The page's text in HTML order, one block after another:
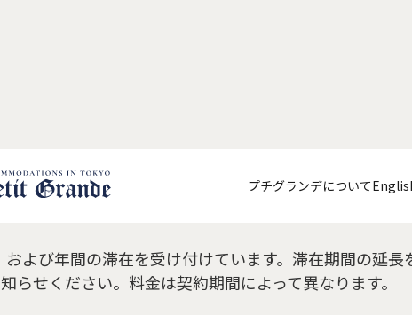
プチグランデについて
どの程度柔軟ですか？
よび年間の滞在を受け付けています。滞在期間の延長
せください。料金は契約期間によって異なります。